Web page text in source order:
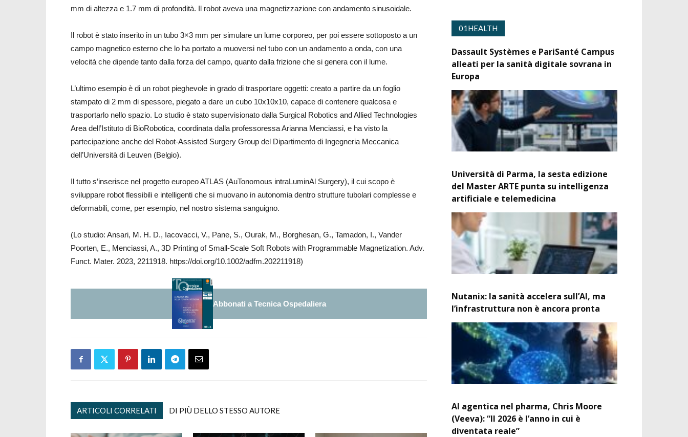
mm di altezza e 1.7 mm di profondità. Il robot aveva una magnetizzazione con andamento sinusoidale.
Il robot è stato inserito in un tubo 3×3 mm per simulare un lume corporeo, per poi essere sottoposto a un
campo magnetico esterno che lo ha portato a muoversi nel tubo con un andamento a onda, con una
velocità che dipende tanto dalla forza del campo, quanto dalla frizione che si genera con il lume.
L’ultimo esempio è di un robot pieghevole in grado di trasportare oggetti: creato a partire da un foglio
stampato di 2 mm di spessore, piegato a dare un cubo 10x10x10, capace di contenere qualcosa e
trasportarlo nello spazio. Lo studio è stato supervisionato dalla Surgical Robotics and Allied Technologies
Area dell’Istituto di BioRobotica, coordinata dalla professoressa Arianna Menciassi, e ha visto la
partecipazione anche del Robot-Assisted Surgery Group del Dipartimento di Ingegneria Meccanica
dell’Università di Leuven (Belgio).
Il tutto s’inserisce nel progetto europeo ATLAS (AuTonomous intraLuminAl Surgery), il cui scopo è
sviluppare robot flessibili e intelligenti che si muovano in autonomia dentro strutture tubolari complesse e
deformabili, come, per esempio, nel nostro sistema sanguigno.
(Lo studio: Ansari, M. H. D., Iacovacci, V., Pane, S., Ourak, M., Borghesan, G., Tamadon, I., Vander
Poorten, E., Menciassi, A., 3D Printing of Small-Scale Soft Robots with Programmable Magnetization. Adv.
Funct. Mater. 2023, 2211918. https://doi.org/10.1002/adfm.202211918)
Abbonati a Tecnica Ospedaliera
ARTICOLI CORRELATI DI PIÙ DELLO STESSO AUTORE
01HEALTH
Dassault Systèmes e PariSanté Campus
alleati per la sanità digitale sovrana in
Europa
Università di Parma, la sesta edizione
del Master ARTE punta su intelligenza
artificiale e telemedicina
Nutanix: la sanità accelera sull’AI, ma
l’infrastruttura non è ancora pronta
AI agentica nel pharma, Chris Moore
(Veeva): “Il 2026 è l’anno in cui è
diventata reale”